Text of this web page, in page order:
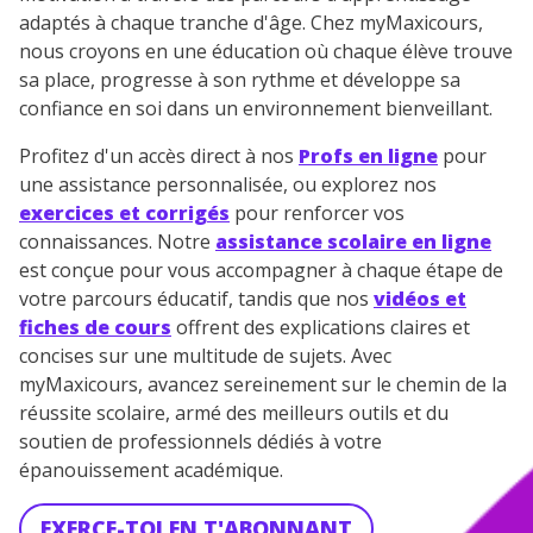
adaptés à chaque tranche d'âge. Chez myMaxicours,
nous croyons en une éducation où chaque élève trouve
sa place, progresse à son rythme et développe sa
confiance en soi dans un environnement bienveillant.
Profitez d'un accès direct à nos Profs en ligne pour
une assistance personnalisée, ou explorez nos
exercices et corrigés pour renforcer vos
connaissances. Notre assistance scolaire en ligne
est conçue pour vous accompagner à chaque étape de
votre parcours éducatif, tandis que nos vidéos et
fiches de cours offrent des explications claires et
concises sur une multitude de sujets. Avec
myMaxicours, avancez sereinement sur le chemin de la
réussite scolaire, armé des meilleurs outils et du
soutien de professionnels dédiés à votre
épanouissement académique.